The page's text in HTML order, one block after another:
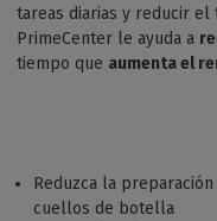
tareas diarias y reducir el
PrimeCenter le ayuda a
tiempo que aumenta el
Reduzca la
cuellos de botella